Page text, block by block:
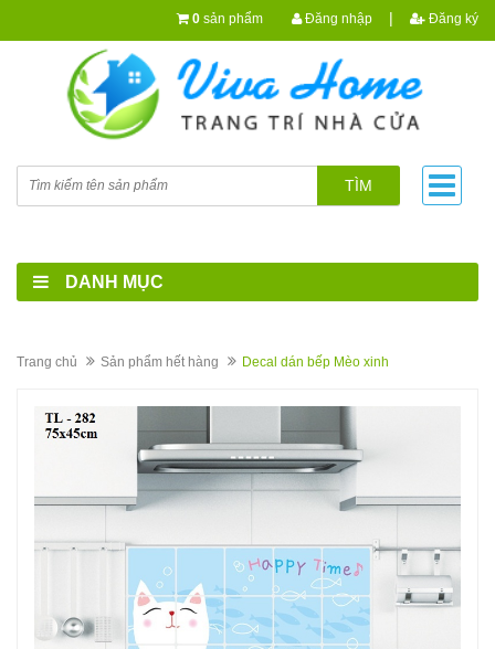
0 sản phẩm Đăng nhập | Đăng ký
TÌM
DANH MỤC
Trang chủ Sản phẩm hết hàng Decal dán bếp Mèo xinh